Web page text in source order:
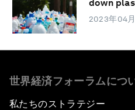
down
2023年04月
世界経済フォーラムにつ
私たちのストラテジー